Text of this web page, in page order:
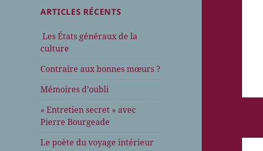
ARTICLES RÉCENTS
Les États généraux de la
culture
Contraire aux bonnes mœurs ?
Mémoires d’oubli
« Entretien secret » avec
Pierre Bourgeade
Le poète du voyage intérieur